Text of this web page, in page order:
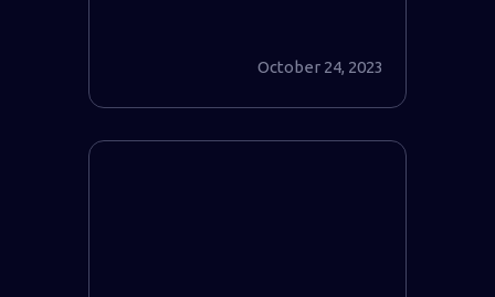
October 24, 2023